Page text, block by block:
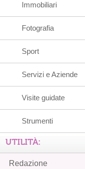
Immobiliari
Fotografia
Sport
Servizi e Aziende
Visite guidate
Strumenti
UTILITÀ:
Redazione